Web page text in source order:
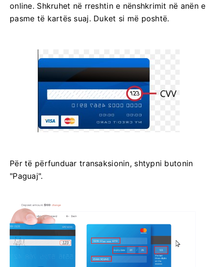
online. Shkruhet në rreshtin e nënshkrimit në anën e
pasme të kartës suaj. Duket si më poshtë.
Për të përfunduar transaksionin, shtypni butonin
"Paguaj".